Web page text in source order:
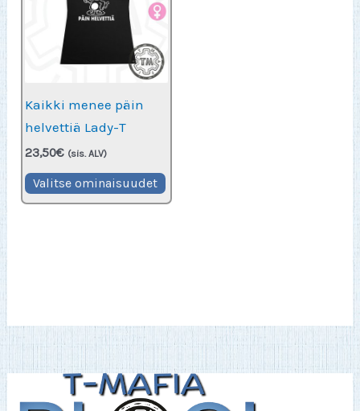
Kaikki menee päin
helvettiä Lady-T
23,50€ (sis. ALV)
Valitse ominaisuudet Tällä
tuotteella
valinnat
sivulla.